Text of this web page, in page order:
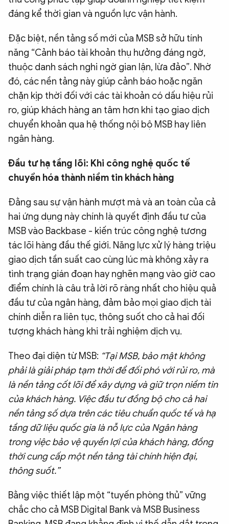
đáng kể thời gian và nguồn lực vận hành.
Đặc biệt, nền tảng số mới của MSB sở hữu tính
năng “Cảnh báo tài khoản thụ hưởng đáng ngờ,
thuộc danh sách nghi ngờ gian lận, lừa đảo”. Nhờ
đó, các nền tảng này giúp cảnh báo hoặc ngăn
chặn kịp thời đối với các tài khoản có dấu hiệu rủi
ro, giúp khách hàng an tâm hơn khi tạo giao dịch
chuyển khoản qua hệ thống nội bộ MSB hay liên
ngân hàng.
Đầu tư hạ tầng lõi: Khi công nghệ quốc tế
chuyển hóa thành niềm tin khách hàng
Đằng sau sự vận hành mượt mà và an toàn của cả
hai ứng dụng này chính là quyết định đầu tư của
MSB vào Backbase - kiến trúc công nghệ tương
tác lõi hàng đầu thế giới. Năng lực xử lý hàng triệu
giao dịch tần suất cao cùng lúc mà không xảy ra
tình trạng gián đoạn hay nghẽn mạng vào giờ cao
điểm chính là câu trả lời rõ ràng nhất cho hiệu quả
đầu tư của ngân hàng, đảm bảo mọi giao dịch tài
chính diễn ra liên tục, thông suốt cho cả hai đối
tượng khách hàng khi trải nghiệm dịch vụ.
Theo đại diện từ MSB: “Tại MSB, bảo mật không
phải là giải pháp tạm thời để đối phó với rủi ro, mà
là nền tảng cốt lõi để xây dựng và giữ trọn niềm tin
của khách hàng. Việc đầu tư đồng bộ cho cả hai
nền tảng số dựa trên các tiêu chuẩn quốc tế và hạ
tầng dữ liệu quốc gia là nỗ lực của Ngân hàng
trong việc bảo vệ quyền lợi của khách hàng, đồng
thời cung cấp một nền tảng tài chính hiện đại,
thông suốt.”
Bằng việc thiết lập một “tuyến phòng thủ” vững
chắc cho cả MSB Digital Bank và MSB Business